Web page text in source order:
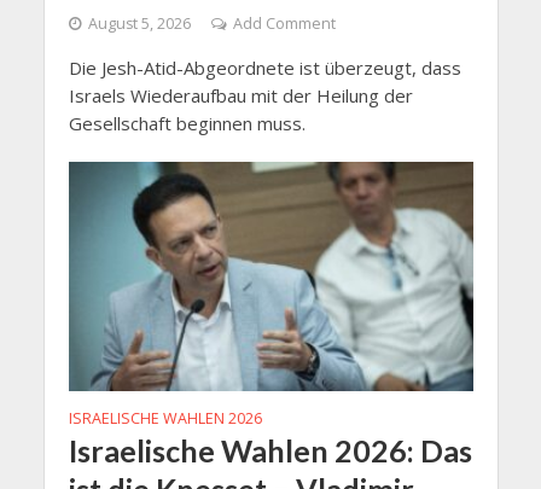
August 5, 2026 Add Comment
Die Jesh-Atid-Abgeordnete ist überzeugt, dass
Israels Wiederaufbau mit der Heilung der
Gesellschaft beginnen muss.
ISRAELISCHE WAHLEN 2026
Israelische Wahlen 2026: Das